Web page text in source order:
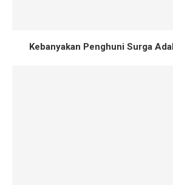
Kebanyakan Penghuni Surga